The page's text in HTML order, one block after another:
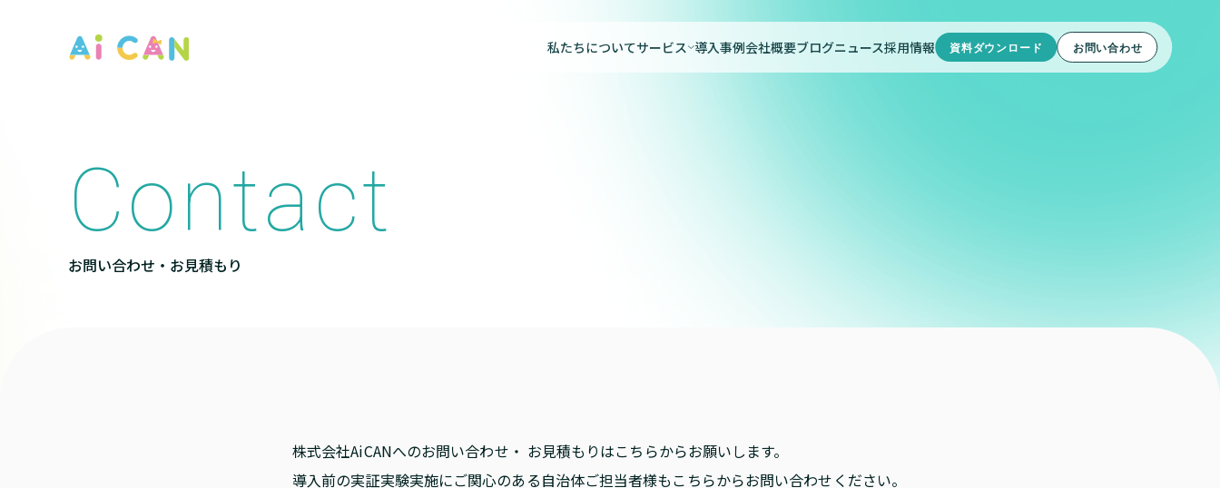
私たちについてサービス 導入事例会社概要ブログニュース採用情報 資料ダウンロード お問い合わせ
Contact
お問い合わせ・お見積もり
株式会社AiCANへのお問い合わせ・ お見積もりはこちらからお願いします。
導入前の実証実験実施にご関心のある自治体ご担当者様もこちらからお問い合わせください。